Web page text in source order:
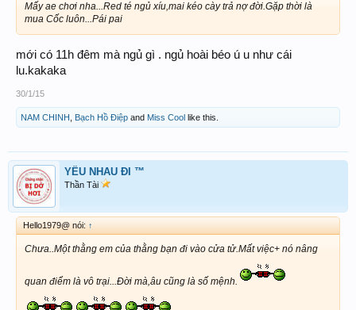
Mấy ae chơi nha...Red té ngủ xíu,mai kéo cày trả nợ đời.Gặp thời là
mua Cốc luôn...Pái pai
mới có 11h đêm mà ngủ gì . ngủ hoài béo ú u như cái
lu.kakaka
30/1/15
NAM CHINH Bạch Hồ Điệp and Miss Cool like this.
YÊU NHAU ĐI ™
Thần Tài
Hello1979@ nói: ↑
Chưa..Một thằng em của thằng bạn đi vào cửa tử.Mất việc+ nó nâng
quan điểm là vô trại...Đời mà,âu cũng là số mệnh.